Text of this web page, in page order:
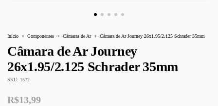
Início > Componentes > Câmaras de Ar > Câmara de Ar Journey 26x1.95/2.125 Schrader 35mm
Câmara de Ar Journey
26x1.95/2.125 Schrader 35mm
SKU: 1572
R$13,99